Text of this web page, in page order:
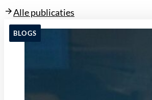
Alle publicaties
BLOGS